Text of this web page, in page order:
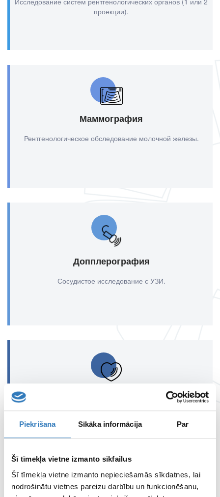
Piekrišana Sīkāka informācija Par
Šī tīmekļa vietne izmanto sīkfailus
Šī tīmekļa vietne izmanto nepieciešamās sīkdatnes, lai
nodrošinātu vietnes pareizu darbību un funkcionēšanu,
проекции).
Маммография
Рентгенологическое обследование молочной железы.
Допплерография
Сосудистое исследование с УЗИ.